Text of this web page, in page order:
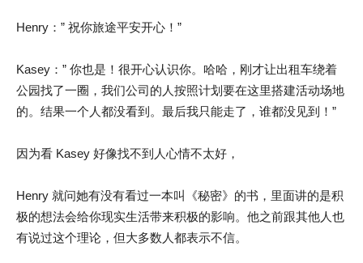
Henry：” 祝你旅途平安开心！”
Kasey：” 你也是！很开心认识你。哈哈，刚才让出租车绕着
公园找了一圈，我们公司的人按照计划要在这里搭建活动场地
的。结果一个人都没看到。最后我只能走了，谁都没见到！”
因为看 Kasey 好像找不到人心情不太好，
Henry 就问她有没有看过一本叫《秘密》的书，里面讲的是积
极的想法会给你现实生活带来积极的影响。他之前跟其他人也
有说过这个理论，但大多数人都表示不信。